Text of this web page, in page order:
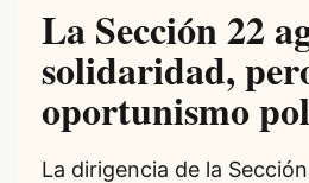
La Sección 22
solidaridad,
oportunismo
La dirigencia de la